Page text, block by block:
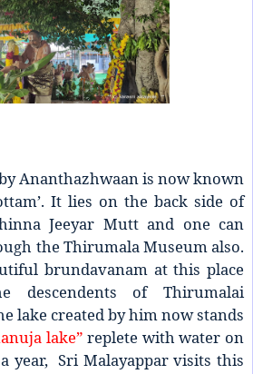
Ananthazhwaan is now known
It lies on the back side of
Jeeyar Mutt and one can
the Thirumala Museum also.
brundavanam at this place
descendents of Thirumalai
lake created by him now stands
lake”replete with water on
year, Sri Malayappar visits this